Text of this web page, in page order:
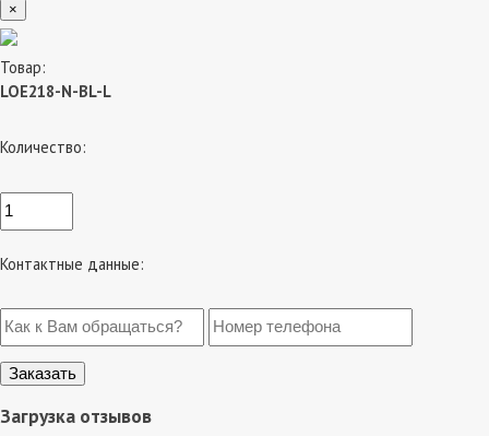
×
Товар:
LOE218-N-BL-L
Количество:
Контактные данные:
Загрузка отзывов